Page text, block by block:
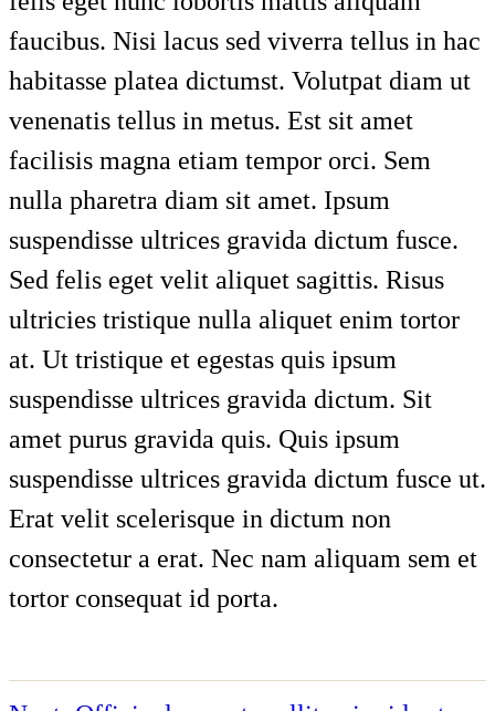
faucibus. Nisi lacus sed viverra tellus in hac
habitasse platea dictumst. Volutpat diam ut
venenatis tellus in metus. Est sit amet
facilisis magna etiam tempor orci. Sem
nulla pharetra diam sit amet. Ipsum
suspendisse ultrices gravida dictum fusce.
Sed felis eget velit aliquet sagittis. Risus
ultricies tristique nulla aliquet enim tortor
at. Ut tristique et egestas quis ipsum
suspendisse ultrices gravida dictum. Sit
amet purus gravida quis. Quis ipsum
suspendisse ultrices gravida dictum fusce ut.
Erat velit scelerisque in dictum non
consectetur a erat. Nec nam aliquam sem et
tortor consequat id porta.